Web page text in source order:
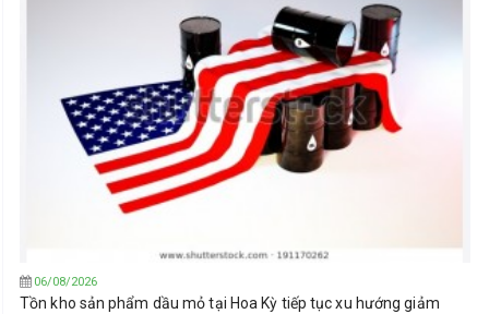
06/08/2026
Tồn kho sản phẩm dầu mỏ tại Hoa Kỳ tiếp tục xu hướng giảm